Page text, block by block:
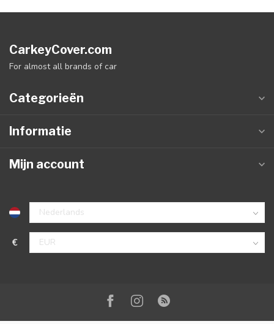
CarkeyCover.com
For almost all brands of car
Categorieën
Informatie
Mijn account
€